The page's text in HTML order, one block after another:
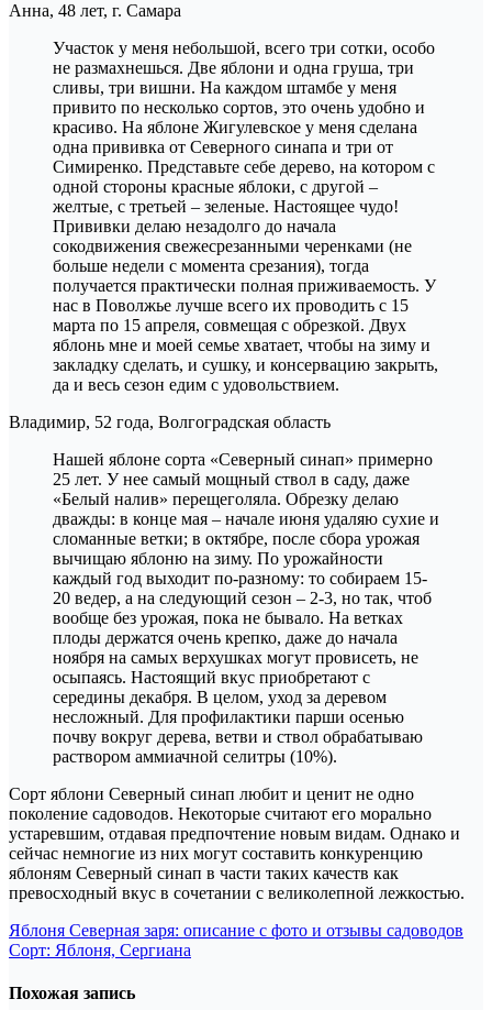
Анна, 48 лет, г. Самара
Участок у меня небольшой, всего три сотки, особо
не размахнешься. Две яблони и одна груша, три
сливы, три вишни. На каждом штамбе у меня
привито по несколько сортов, это очень удобно и
красиво. На яблоне Жигулевское у меня сделана
одна прививка от Северного синапа и три от
Симиренко. Представьте себе дерево, на котором с
одной стороны красные яблоки, с другой –
желтые, с третьей – зеленые. Настоящее чудо!
Прививки делаю незадолго до начала
сокодвижения свежесрезанными черенками (не
больше недели с момента срезания), тогда
получается практически полная приживаемость. У
нас в Поволжье лучше всего их проводить с 15
марта по 15 апреля, совмещая с обрезкой. Двух
яблонь мне и моей семье хватает, чтобы на зиму и
закладку сделать, и сушку, и консервацию закрыть,
да и весь сезон едим с удовольствием.
Владимир, 52 года, Волгоградская область
Нашей яблоне сорта «Северный синап» примерно
25 лет. У нее самый мощный ствол в саду, даже
«Белый налив» перещеголяла. Обрезку делаю
дважды: в конце мая – начале июня удаляю сухие и
сломанные ветки; в октябре, после сбора урожая
вычищаю яблоню на зиму. По урожайности
каждый год выходит по-разному: то собираем 15-
20 ведер, а на следующий сезон – 2-3, но так, чтоб
вообще без урожая, пока не бывало. На ветках
плоды держатся очень крепко, даже до начала
ноября на самых верхушках могут провисеть, не
осыпаясь. Настоящий вкус приобретают с
середины декабря. В целом, уход за деревом
несложный. Для профилактики парши осенью
почву вокруг дерева, ветви и ствол обрабатываю
раствором аммиачной селитры (10%).
Сорт яблони Северный синап любит и ценит не одно
поколение садоводов. Некоторые считают его морально
устаревшим, отдавая предпочтение новым видам. Однако и
сейчас немногие из них могут составить конкуренцию
яблоням Северный синап в части таких качеств как
превосходный вкус в сочетании с великолепной лежкостью.
Навигация
по
записям
Яблоня Северная заря: описание с фото и отзывы садоводов
Сорт: Яблоня, Сергиана
Похожая запись